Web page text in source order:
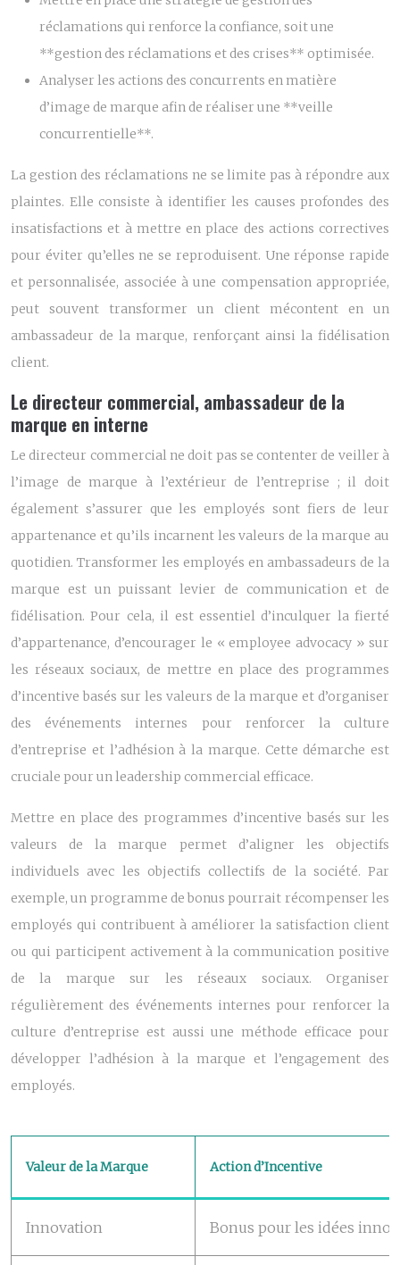
réclamations qui renforce la confiance, soit une
**gestion des réclamations et des crises** optimisée.
Analyser les actions des concurrents en matière
d’image de marque afin de réaliser une **veille
concurrentielle**.
La gestion des réclamations ne se limite pas à répondre aux
plaintes. Elle consiste à identifier les causes profondes des
insatisfactions et à mettre en place des actions correctives
pour éviter qu’elles ne se reproduisent. Une réponse rapide
et personnalisée, associée à une compensation appropriée,
peut souvent transformer un client mécontent en un
ambassadeur de la marque, renforçant ainsi la fidélisation
client.
Le directeur commercial, ambassadeur de la
marque en interne
Le directeur commercial ne doit pas se contenter de veiller à
l’image de marque à l’extérieur de l’entreprise ; il doit
également s’assurer que les employés sont fiers de leur
appartenance et qu’ils incarnent les valeurs de la marque au
quotidien. Transformer les employés en ambassadeurs de la
marque est un puissant levier de communication et de
fidélisation. Pour cela, il est essentiel d’inculquer la fierté
d’appartenance, d’encourager le « employee advocacy » sur
les réseaux sociaux, de mettre en place des programmes
d’incentive basés sur les valeurs de la marque et d’organiser
des événements internes pour renforcer la culture
d’entreprise et l’adhésion à la marque. Cette démarche est
cruciale pour un leadership commercial efficace.
Mettre en place des programmes d’incentive basés sur les
valeurs de la marque permet d’aligner les objectifs
individuels avec les objectifs collectifs de la société. Par
exemple, un programme de bonus pourrait récompenser les
employés qui contribuent à améliorer la satisfaction client
ou qui participent activement à la communication positive
de la marque sur les réseaux sociaux. Organiser
régulièrement des événements internes pour renforcer la
culture d’entreprise est aussi une méthode efficace pour
développer l’adhésion à la marque et l’engagement des
employés.
Valeur de la Marque Action d’Incentive
Innovation Bonus pour les idées